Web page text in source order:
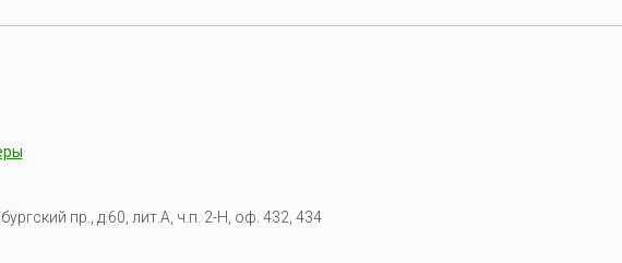
пр., д.60, лит.А, ч.п. 2-Н, оф. 432, 434